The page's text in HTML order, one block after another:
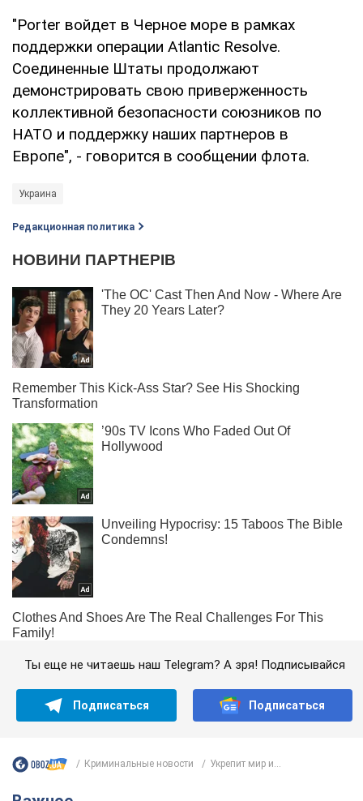
"Porter войдет в Черное море в рамках
поддержки операции Atlantic Resolve.
Соединенные Штаты продолжают
демонстрировать свою приверженность
коллективной безопасности союзников по
НАТО и поддержку наших партнеров в
Европе", - говорится в сообщении флота.
Украина
Редакционная политика
Ты еще не читаешь наш Telegram? А зря! Подписывайся
Подписаться Подписаться
Криминальные новости Укрепит мир и...